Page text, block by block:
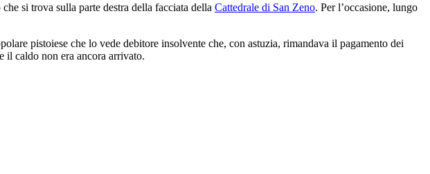
che si trova sulla parte destra della facciata della Cattedrale di San Zeno. Per l’occasione, lungo
pistoiese che lo vede debitore insolvente che, con astuzia, rimandava il pagamento dei
il caldo non era ancora arrivato.